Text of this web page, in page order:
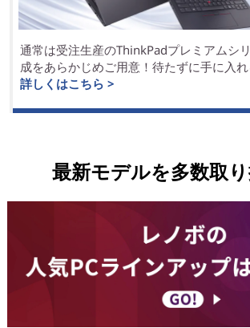
通常は受注生産のThinkPadプレミアムシ
成をあらかじめご用意！待たずに手に入れ
詳しくはこちら >
最新モデルを多数取り